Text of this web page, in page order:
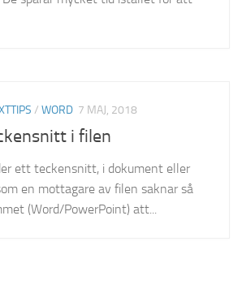
/ WORD 7 MAJ, 2018
i filen
ett teckensnitt, i dokument eller
en mottagare av filen saknar så
(Word/PowerPoint) att...